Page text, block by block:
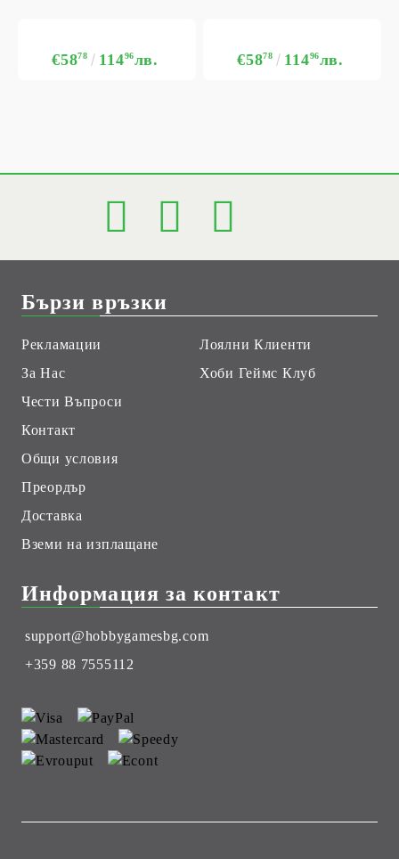
€5878 11496лв. €5878 11496лв.
Бързи връзки
Рекламации
За Нас
Чести Въпроси
Контакт
Общи условия
Преордър
Доставка
Вземи на изплащане
Лоялни Клиенти
Хоби Геймс Клуб
Информация за контакт
support@hobbygamesbg.com
+359 88 7555112